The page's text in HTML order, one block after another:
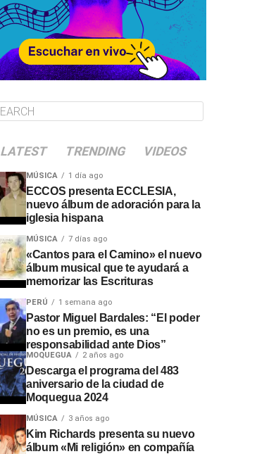
LATEST TRENDING VIDEOS
MÚSICA 1 día ago
ECCOS presenta ECCLESIA,
nuevo álbum de adoración para la
iglesia hispana
MÚSICA 7 días ago
«Cantos para el Camino» el nuevo
álbum musical que te ayudará a
memorizar las Escrituras
PERÚ 1 semana ago
Pastor Miguel Bardales: “El poder
no es un premio, es una
responsabilidad ante Dios”
MOQUEGUA 2 años ago
Descarga el programa del 483
aniversario de la ciudad de
Moquegua 2024
MÚSICA 3 años ago
Kim Richards presenta su nuevo
álbum «Mi religión» en compañía